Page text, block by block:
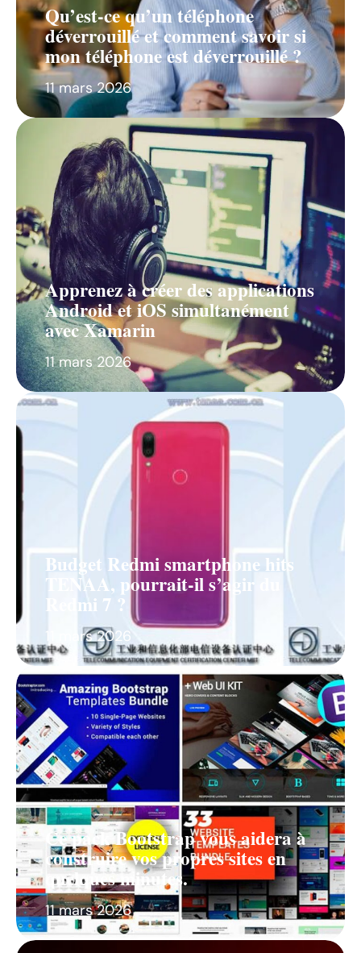
Qu’est-ce qu’un téléphone
déverrouillé et comment savoir si
mon téléphone est déverrouillé ?
11 mars 2026
Apprenez à créer des applications
Android et iOS simultanément
avec Xamarin
11 mars 2026
Budget Redmi smartphone hits
TENAA, pourrait-il s’agir du
Redmi 7 ?
11 mars 2026
Ce pack Bootstrap vous aidera à
construire vos propres sites en
quelques minutes.
11 mars 2026